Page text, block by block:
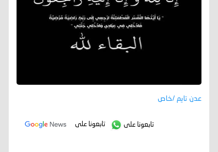
عدن تايم /خاص
تابعونا على تابعونا على